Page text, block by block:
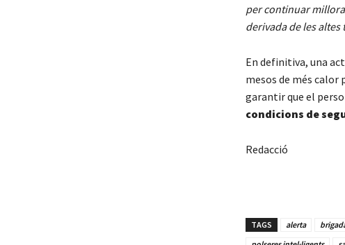
per continuar
derivada de les
En definitiva, una
mesos de més
garantir que el
condicions de
Redacció
TAGS alerta